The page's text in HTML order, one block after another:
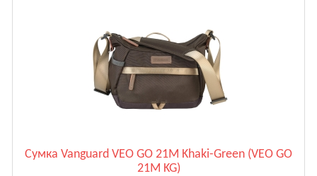
Сумка Vanguard VEO GO 21M Khaki-Green (VEO GO
21M KG)